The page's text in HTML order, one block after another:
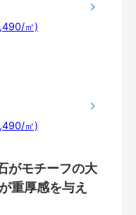
㎡)
㎡)
がモチーフの大
重厚感を与え